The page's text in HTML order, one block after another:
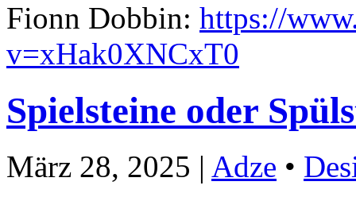
Fionn Dobbin: https://
v=xHak0XNCxT0
Spielsteine oder
März 28, 2025 | Adze •